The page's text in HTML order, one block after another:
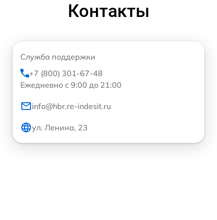
Контакты
Служба поддержки
+7 (800) 301-67-48
Ежедневно с 9:00 до 21:00
info@hbr.re-indesit.ru
ул. Ленина, 23